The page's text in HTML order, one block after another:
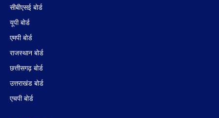
सीबीएसई बोर्ड
यूपी बोर्ड
एमपी बोर्ड
राजस्थान बोर्ड
छत्तीसगढ़ बोर्ड
उत्तराखंड बोर्ड
एचपी बोर्ड